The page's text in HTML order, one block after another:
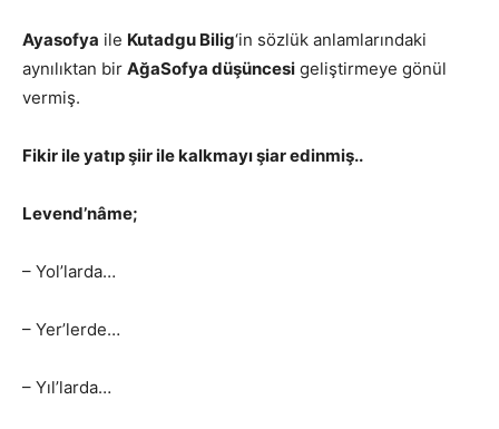
Ayasofya ile Kutadgu Bilig‘in sözlük anlamlarındaki
aynılıktan bir AğaSofya düşüncesi geliştirmeye gönül
vermiş.
Fikir ile yatıp şiir ile kalkmayı şiar edinmiş..
Levend’nâme;
– Yol’larda…
– Yer’lerde…
– Yıl’larda…